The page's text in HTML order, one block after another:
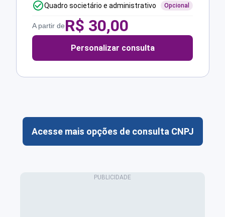
Quadro societário e administrativo Opcional
A partir deR$ 30,00
Personalizar consulta
Acesse mais opções de consulta CNPJ